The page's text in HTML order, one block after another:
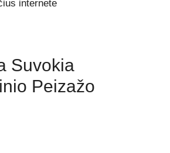
Suvokia
Peizažo